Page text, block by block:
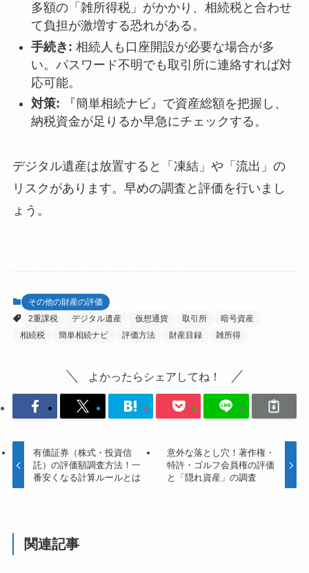
多額の「雑所得税」がかかり、相続税と合わせ
て負担が激増する恐れがある。
手続き: 相続人も口座開設が必要な場合が多
い。パスワード不明でも取引所に連絡すれば対
応可能。
対策: 『簡単相続ナビ』で資産総額を把握し、
納税資金が足りるか早急にチェックする。
デジタル遺産は放置すると「凍結」や「流出」の
リスクがあります。早めの調査と評価を行いまし
ょう。
その他の財産の評価
2重課税
デジタル遺産 仮想通貨 取引所
暗号資産
相続税
簡単相続ナビ 評価方法 財産目録 雑所得
よかったらシェアしてね！
有価証券（株式・投資信
託）の評価額調査方法！一
番安くなる計算ルールとは
意外な落とし穴！著作権・
特許・ゴルフ会員権の評価
と「隠れ資産」の調査
関連記事